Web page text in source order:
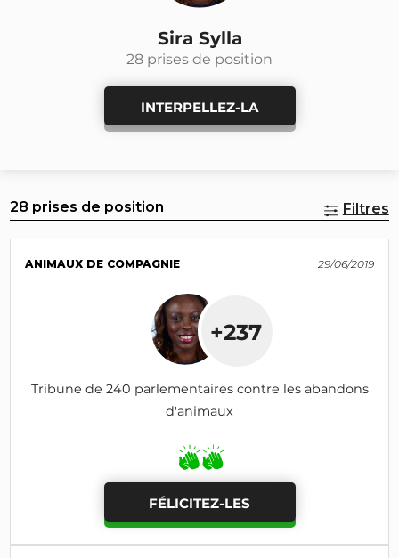
Sira Sylla
28 prises de position
INTERPELLEZ-LA
28 prises de position Filtres
ANIMAUX DE COMPAGNIE 29/06/2019
+237
Tribune de 240 parlementaires contre les abandons
d'animaux
FÉLICITEZ-LES